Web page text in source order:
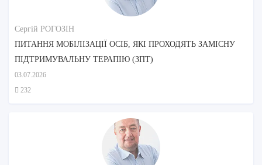
Сергій РОГОЗІН
ПИТАННЯ МОБІЛІЗАЦІЇ ОСІБ, ЯКІ ПРОХОДЯТЬ ЗАМІСНУ
ПІДТРИМУВАЛЬНУ ТЕРАПІЮ (ЗПТ)
03.07.2026
232